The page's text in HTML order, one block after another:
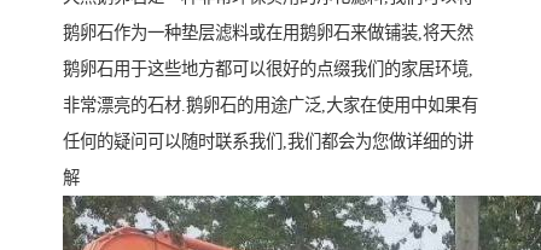
鹅卵石作为一种垫层滤料或在用鹅卵石来做铺装,将天然
鹅卵石用于这些地方都可以很好的点缀我们的家居环境,
非常漂亮的石材.鹅卵石的用途广泛,大家在使用中如果有
任何的疑问可以随时联系我们,我们都会为您做详细的讲
解